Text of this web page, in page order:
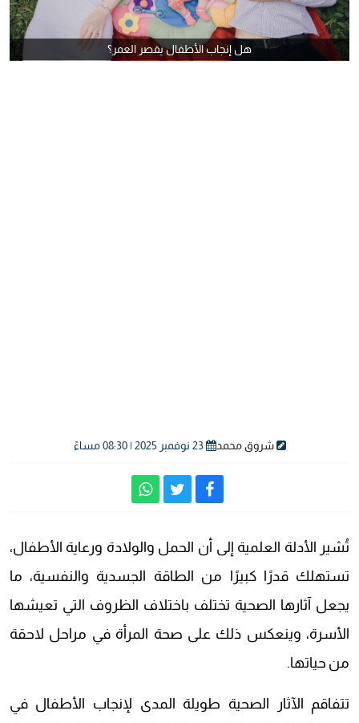
هل إنجاب الأطفال يقصر العمر؟
شروق محمد 23 نوفمبر 2025 | 08:30 مساءً
تُشير الأدلة العلمية إلى أن الحمل والولادة ورعاية الأطفال،
تستهلك قدرًا كبيرًا من الطاقة الجسدية والنفسية، ما
يجعل آثارها الصحية تختلف باختلاف الظروف التي تعيشها
الأسرة، وينعكس ذلك على صحة المرأة في مراحل لاحقة
من حياتها.
تتفاقم الآثار الصحية طويلة المدى لإنجاب الأطفال في